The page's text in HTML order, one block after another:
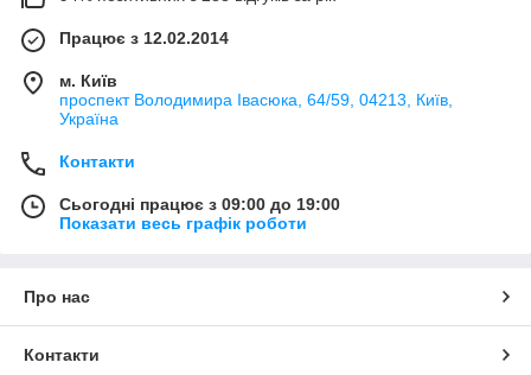
Працює з 12.02.2014
м. Київ
проспект Володимира Івасюка, 64/59, 04213, Київ,
Україна
Контакти
Сьогодні працює з 09:00 до 19:00
Показати весь графік роботи
Про нас
Контакти